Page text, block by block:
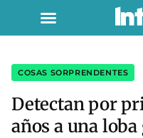
COSAS SORPRENDENTES
Detectan por
años a una